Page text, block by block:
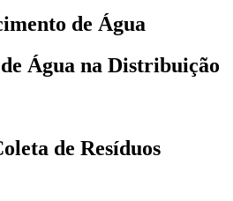
de Água
Água na Distribuição
de Resíduos